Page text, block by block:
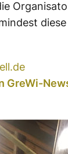
diese
GreWi-